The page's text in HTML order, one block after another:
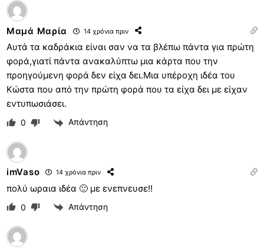
Μαμά Μαρία 14 χρόνια πριν
Αυτά τα καδράκια είναι σαν να τα βλέπω πάντα για πρώτη
φορά,γιατί πάντα ανακαλύπτω μια κάρτα που την
προηγούμενη φορά δεν είχα δει.Μια υπέροχη ιδέα του
Κώστα που από την πρώτη φορά που τα είχα δει με είχαν
εντυπωσιάσει.
0 Απάντηση
imVaso 14 χρόνια πριν
πολύ ωραια ιδέα 🙂 με ενεπνευσε!!
0 Απάντηση